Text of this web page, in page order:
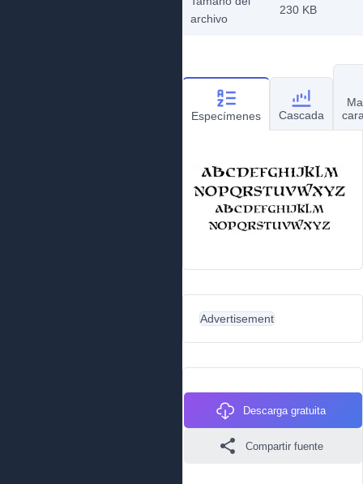
archivo
230 KB
Especímenes Cascada
Advertisement
Descarga gratuita
Compartir fuente